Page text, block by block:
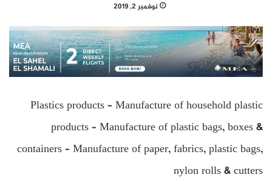
نوفمبر 2, 2019
Plastics products – Manufacture of household plastic
products – Manufacture of plastic bags, boxes &
containers – Manufacture of paper, fabrics, plastic bags,
nylon rolls & cutters